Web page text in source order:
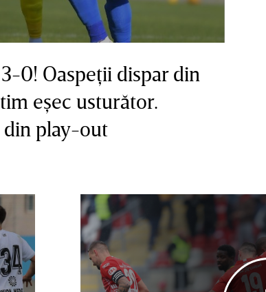
0! Oaspeţii dispar din
eşec usturător.
din play-out